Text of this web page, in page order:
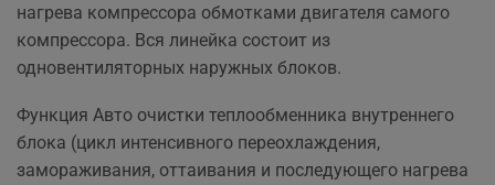
нагрева компрессора обмотками двигателя самого
компрессора. Вся линейка состоит из
одновентиляторных наружных блоков.
Функция Авто очистки теплообменника внутреннего
блока (цикл интенсивного переохлаждения,
замораживания, оттаивания и последующего нагрева